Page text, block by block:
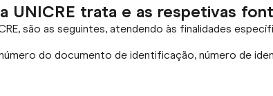
UNICRE trata e as respetivas
são as seguintes, atendendo às finalidades
do documento de identificação, número de